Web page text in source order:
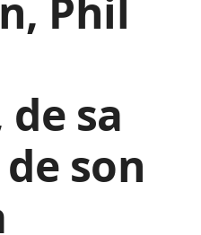
Phil
sa
son